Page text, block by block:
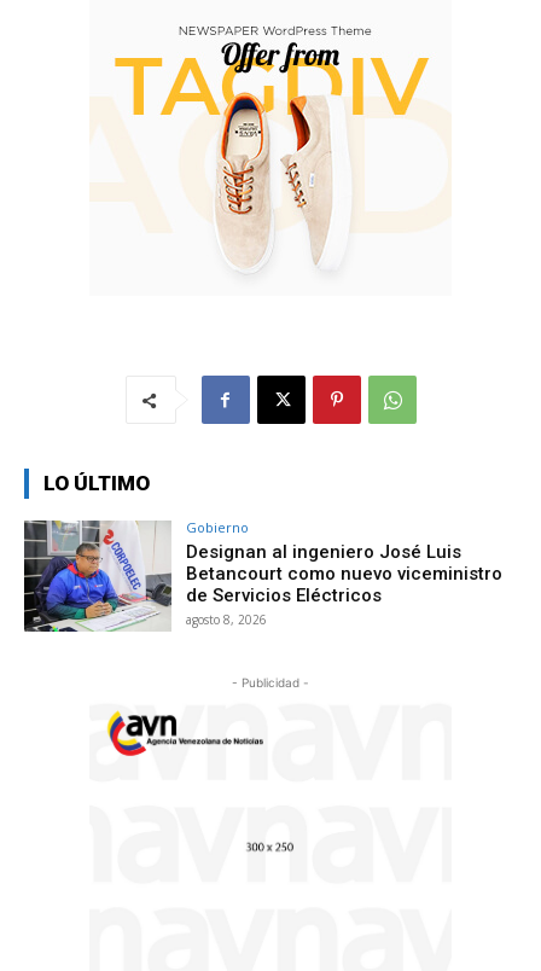
LO ÚLTIMO
Gobierno
Designan al ingeniero José Luis
Betancourt como nuevo viceministro
de Servicios Eléctricos
agosto 8, 2026
- Publicidad -